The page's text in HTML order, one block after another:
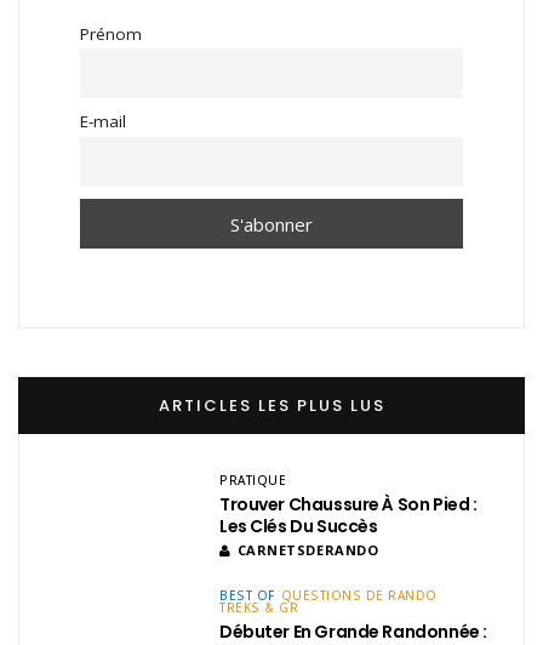
Prénom
E-mail
ARTICLES LES PLUS LUS
PRATIQUE
Trouver Chaussure À Son Pied :
Les Clés Du Succès
CARNETSDERANDO
BEST OF QUESTIONS DE RANDO
TREKS & GR
Débuter En Grande Randonnée :